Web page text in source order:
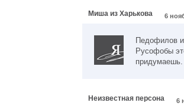
Миша из Харькова 6
Педофилов
Русофобы
придумаешь.
Неизвестная персона 6